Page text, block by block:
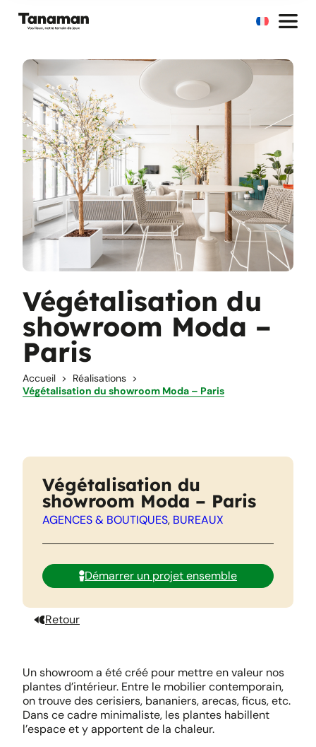
contenu
Végétalisation du
showroom Moda –
Paris
Accueil
Réalisations
Végétalisation du showroom Moda – Paris
Végétalisation du
showroom Moda – Paris
AGENCES & BOUTIQUES, BUREAUX
Démarrer un projet ensemble
Retour
Un showroom a été créé pour mettre en valeur nos
plantes d’intérieur. Entre le mobilier contemporain,
on trouve des cerisiers, bananiers, arecas, ficus, etc.
Dans ce cadre minimaliste, les plantes habillent
l’espace et y apportent de la chaleur.